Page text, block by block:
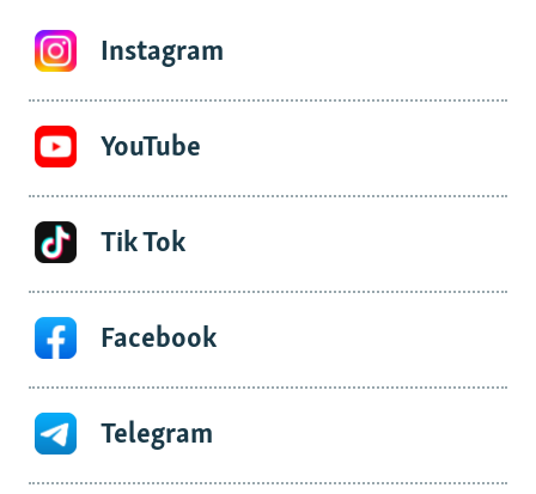
Instagram
YouTube
Tik Tok
Facebook
Telegram